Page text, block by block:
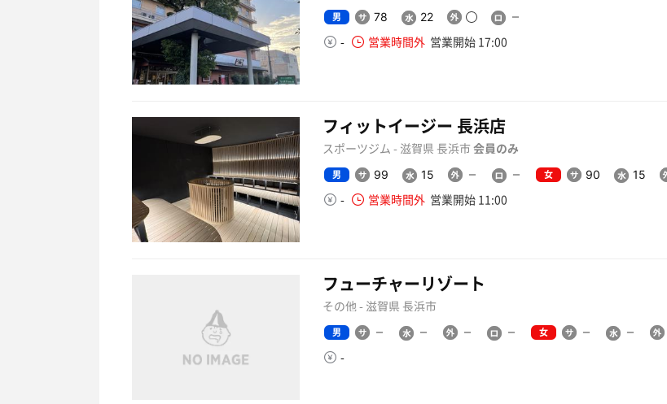
男 78 22
- 営業時間外 営業開始 17:00
フィットイージー 長浜店
スポーツジム - 滋賀県 長浜市会員のみ
男 99 15 女 90 15
- 営業時間外 営業開始 11:00
フューチャーリゾート
その他 - 滋賀県 長浜市
男 女
-